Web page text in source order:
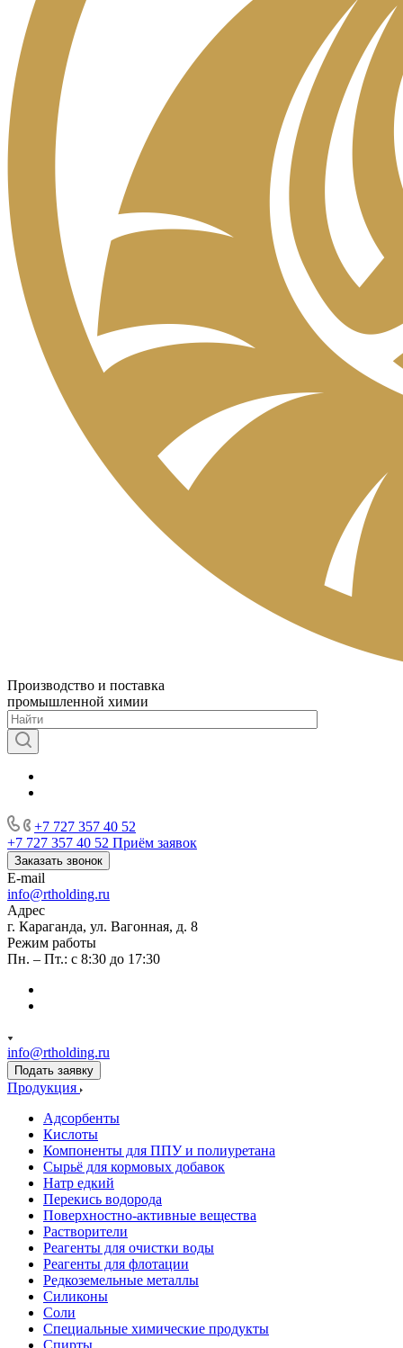
Производство и поставка
промышленной химии
+7 727 357 40 52
+7 727 357 40 52 Приём заявок
Заказать звонок
E-mail
info@rtholding.ru
Адрес
г. Караганда, ул. Вагонная, д. 8
Режим работы
Пн. – Пт.: с 8:30 до 17:30
info@rtholding.ru
Подать заявку
Продукция
Адсорбенты
Кислоты
Компоненты для ППУ и полиуретана
Сырьё для кормовых добавок
Натр едкий
Перекись водорода
Поверхностно-активные вещества
Растворители
Реагенты для очистки воды
Реагенты для флотации
Редкоземельные металлы
Силиконы
Соли
Специальные химические продукты
Спирты